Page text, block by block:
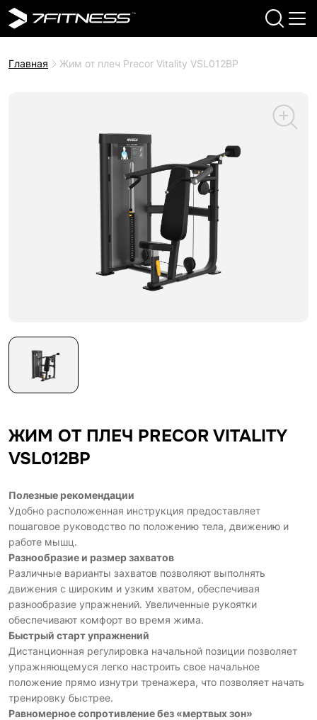
Главная Жим от плеч Precor Vitality VSL012BP
ЖИМ ОТ ПЛЕЧ PRECOR VITALITY
VSL012BP
Полезные рекомендации
Удобно расположенная инструкция предоставляет
пошаговое руководство по положению тела, движению и
работе мышц.
Разнообразие и размер захватов
Различные варианты захватов позволяют выполнять
движения с широким и узким хватом, обеспечивая
разнообразие упражнений. Увеличенные рукоятки
обеспечивают комфорт во время жима.
Быстрый старт упражнений
Дистанционная регулировка начальной позиции позволяет
упражняющемуся легко настроить свое начальное
положение прямо изнутри тренажера, что позволяет начать
тренировку быстрее.
Равномерное сопротивление без «мертвых зон»